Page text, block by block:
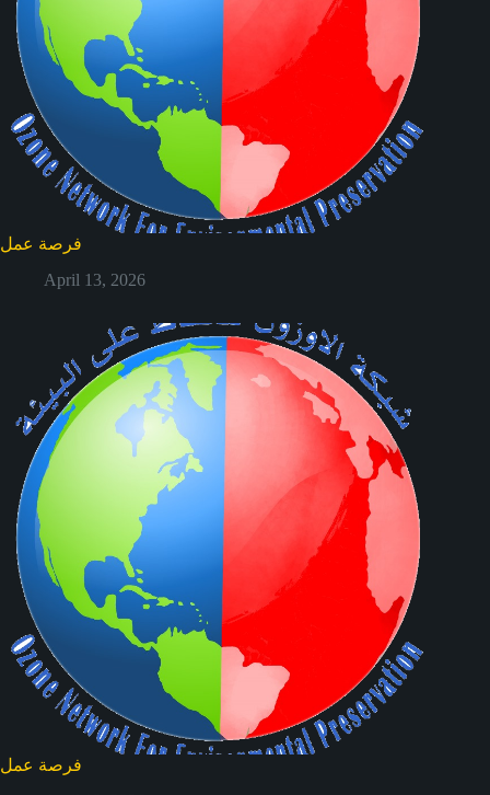
فرصة عمل
April 13, 2026
فرصة عمل